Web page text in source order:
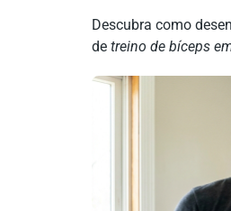
Descubra como
de treino de bíceps